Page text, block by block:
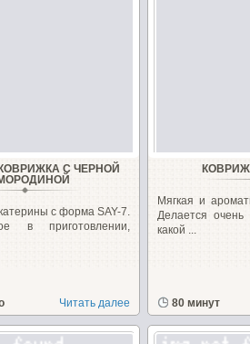
С ЧЕРНОЙ
с форма SAY-7.
в приготовлении,
Читать далее
Мягкая и
Делается
какой ...
80 минут